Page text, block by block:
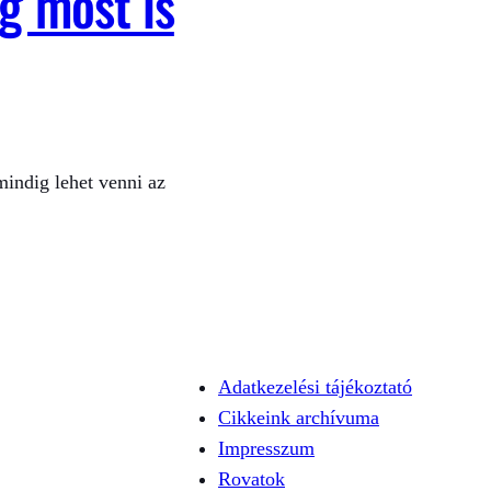
lehet venni az
Adatkezelési tájékoztató
Cikkeink archívuma
Impresszum
Rovatok